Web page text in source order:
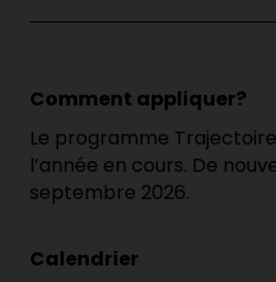
Comment appliquer?
Le programme
l’année en cours. De
septembre 2026.
Calendrier